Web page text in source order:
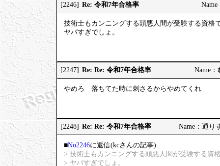
[2246] Re: 令和7年合格率
技術士もカンニングする頭悪人間が受験する資格
ヤバすぎでしょ。
[2247] Re: Re: 令和7年合格率 Name
やめろ 落ちてた時に刺さるからやめてくれ
[2248] Re: Re: 令和7年合格率 Name：通り
■No2246に返信(kcさんの記事)
> 技術士もカンニングする頭悪人間が受験する資
> ヤバすぎでしょ。